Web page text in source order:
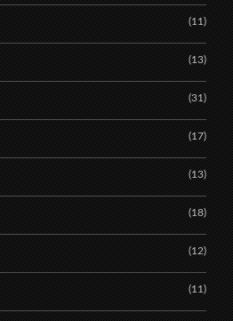
(11)
(13)
(31)
(17)
(13)
(18)
(12)
(11)